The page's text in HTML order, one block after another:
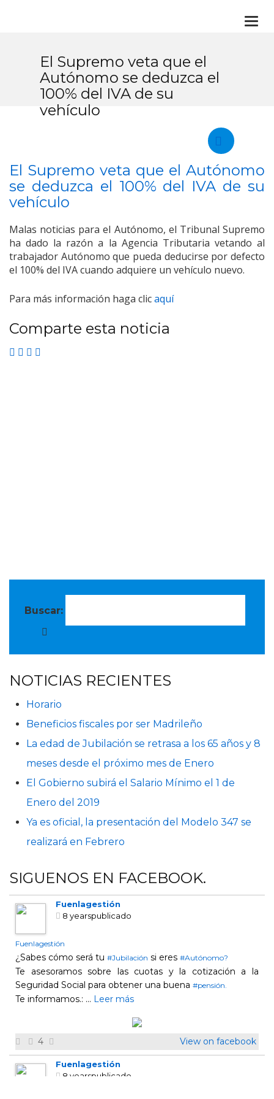
El Supremo veta que el
Autónomo se deduzca el
100% del IVA de su
vehículo
El Supremo veta que el Autónomo
se deduzca el 100% del IVA de su
vehículo
Malas noticias para el Autónomo, el Tribunal Supremo
ha dado la razón a la Agencia Tributaria vetando al
trabajador Autónomo que pueda deducirse por defecto
el 100% del IVA cuando adquiere un vehículo nuevo.
Para más información haga clicaquí
Comparte esta noticia
Buscar:
NOTICIAS RECIENTES
Horario
Beneficios fiscales por ser Madrileño
La edad de Jubilación se retrasa a los 65 años y 8
meses desde el próximo mes de Enero
El Gobierno subirá el Salario Mínimo el 1 de
Enero del 2019
Ya es oficial, la presentación del Modelo 347 se
realizará en Febrero
SIGUENOS EN FACEBOOK.
Fuenlagestión
8 yearspublicado
Fuenlagestión
¿Sabes cómo será tu #Jubilación si eres #Autónomo?
Te asesoramos sobre las cuotas y la cotización a la
Seguridad Social para obtener una buena #pensión.
Te informamos.: ... Leer más
4 View on facebook
Fuenlagestión
8 yearspublicado